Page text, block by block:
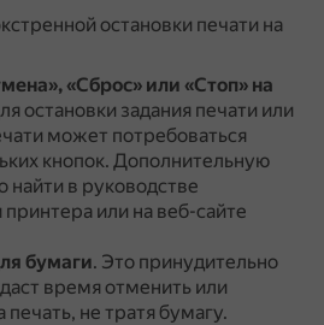
остановки печати на
«Сброс» или «Стоп» на
остановки задания печати или
может потребоваться
кнопок. Дополнительную
в руководстве
или на веб-сайте
бумаги. Это принудительно
время отменить или
печать, не тратя бумагу.